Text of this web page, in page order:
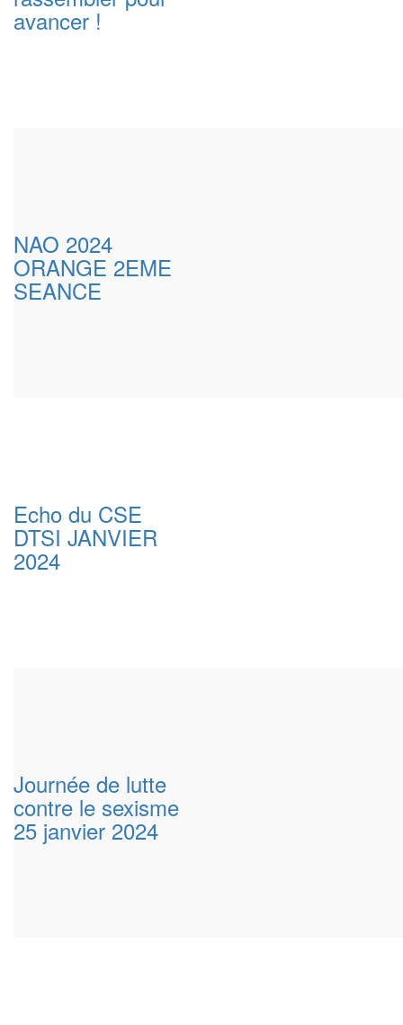
avancer !
NAO 2024
ORANGE 2EME
SEANCE
Echo du CSE
DTSI JANVIER
2024
Journée de lutte
contre le sexisme
25 janvier 2024